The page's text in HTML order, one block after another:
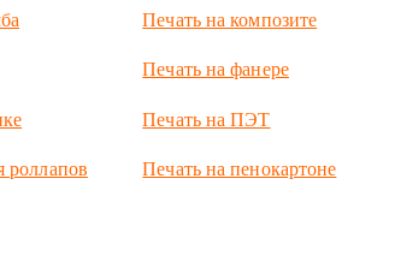
роллапов
Печать на композите
Печать на фанере
Печать на ПЭТ
Печать на пенокартоне